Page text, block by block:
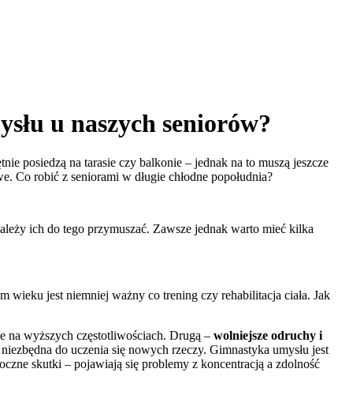
u naszych seniorów?
posiedzą na tarasie czy balkonie – jednak na to muszą jeszcze
Co robić z seniorami w długie chłodne popołudnia?
ich do tego przymuszać. Zawsze jednak warto mieć kilka
wieku jest niemniej ważny co trening czy rehabilitacja ciała. Jak
na wyższych częstotliwościach. Drugą – wolniejsze odruchy i
do uczenia się nowych rzeczy. Gimnastyka umysłu jest
skutki – pojawiają się problemy z koncentracją a zdolność